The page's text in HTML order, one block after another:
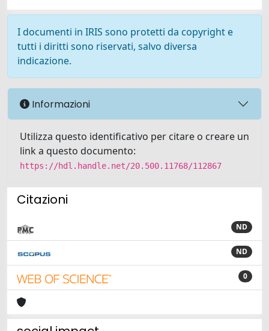
I documenti in IRIS sono protetti da copyright e
tutti i diritti sono riservati, salvo diversa
indicazione.
Informazioni
Utilizza questo identificativo per citare o creare un
link a questo documento:
https://hdl.handle.net/20.500.11768/112867
Citazioni
ND
ND
0